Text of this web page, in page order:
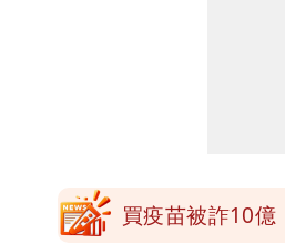
買疫苗被詐10